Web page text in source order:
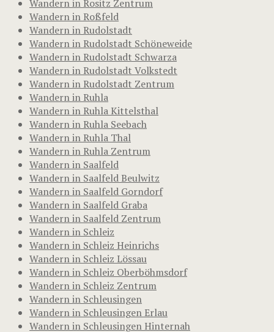
Wandern in Rositz Zentrum
Wandern in Roßfeld
Wandern in Rudolstadt
Wandern in Rudolstadt Schöneweide
Wandern in Rudolstadt Schwarza
Wandern in Rudolstadt Volkstedt
Wandern in Rudolstadt Zentrum
Wandern in Ruhla
Wandern in Ruhla Kittelsthal
Wandern in Ruhla Seebach
Wandern in Ruhla Thal
Wandern in Ruhla Zentrum
Wandern in Saalfeld
Wandern in Saalfeld Beulwitz
Wandern in Saalfeld Gorndorf
Wandern in Saalfeld Graba
Wandern in Saalfeld Zentrum
Wandern in Schleiz
Wandern in Schleiz Heinrichs
Wandern in Schleiz Lössau
Wandern in Schleiz Oberböhmsdorf
Wandern in Schleiz Zentrum
Wandern in Schleusingen
Wandern in Schleusingen Erlau
Wandern in Schleusingen Hinternah